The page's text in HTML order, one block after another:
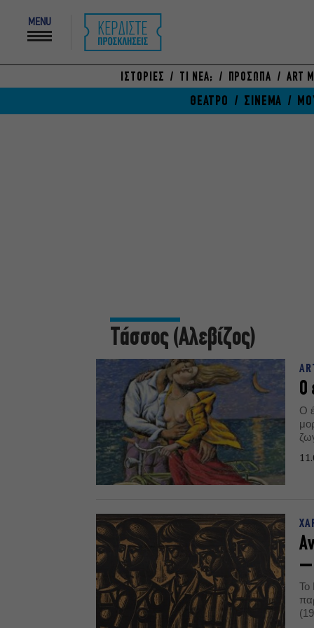
MENU
ΙΣΤΟΡΙΕΣ ΤΙ ΝΕΑ; ΠΡΟΣΩΠΑ ART
ΘΕΑΤΡΟ ΣΙΝΕΜΑ
Τάσσος (Αλεβίζος)
Ο
Ο
–
Το